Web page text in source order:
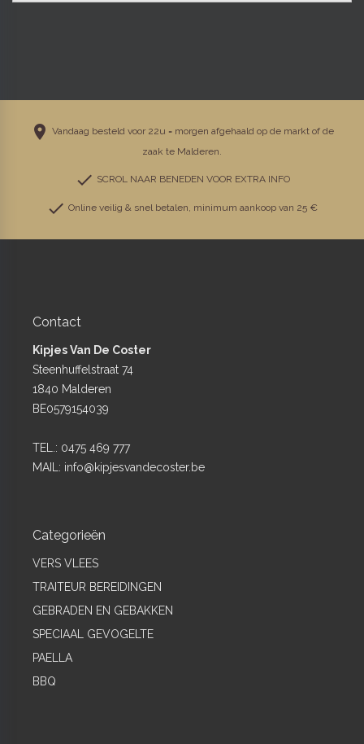
place Vandaag besteld voor 22u = morgen afgehaald op de markt of de
zaak te Malderen.
check SCROL NAAR BENEDEN VOOR EXTRA INFO
check Online veilig & snel betalen, minimum aankoop van 25 €
Contact
Kipjes Van De Coster
Steenhuffelstraat 74
1840 Malderen
BE0579154039
TEL.: 0475 469 777
MAIL: info@kipjesvandecoster.be
Categorieën
VERS VLEES
TRAITEUR BEREIDINGEN
GEBRADEN EN GEBAKKEN
SPECIAAL GEVOGELTE
PAELLA
BBQ